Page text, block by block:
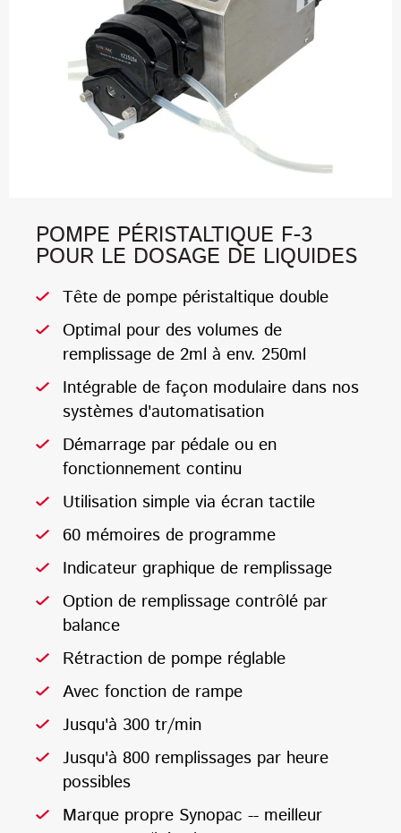
POMPE PÉRISTALTIQUE F-3
POUR LE DOSAGE DE LIQUIDES
Tête de pompe péristaltique double
Optimal pour des volumes de
remplissage de 2ml à env. 250ml
Intégrable de façon modulaire dans nos
systèmes d'automatisation
Démarrage par pédale ou en
fonctionnement continu
Utilisation simple via écran tactile
60 mémoires de programme
Indicateur graphique de remplissage
Option de remplissage contrôlé par
balance
Rétraction de pompe réglable
Avec fonction de rampe
Jusqu'à 300 tr/min
Jusqu'à 800 remplissages par heure
possibles
Marque propre Synopac -- meilleur